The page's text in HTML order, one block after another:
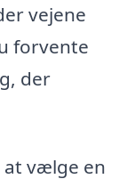
vejene
forvente
der
at vælge en